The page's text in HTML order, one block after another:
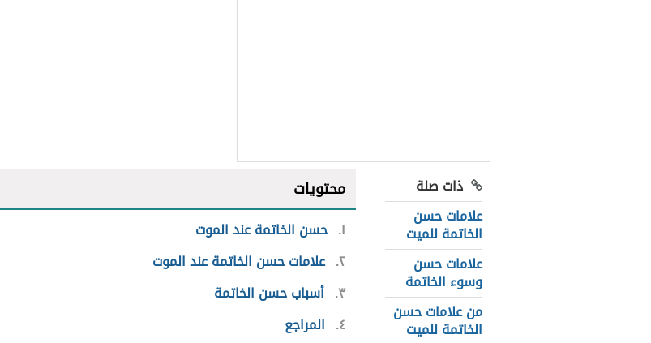
ذات صلة
علامات حسن
الخاتمة للميت
علامات حسن
وسوء الخاتمة
من علامات حسن
الخاتمة للميت
محتويات
١ حسن الخاتمة عند الموت
٢ علامات حسن الخاتمة عند الموت
٣ أسباب حسن الخاتمة
٤ المراجع